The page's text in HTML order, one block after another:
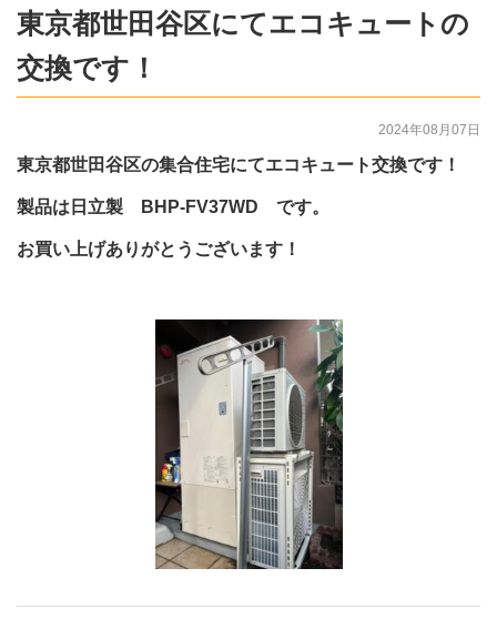
東京都世田谷区にてエコキュートの
交換です！
2024年08月07日
東京都世田谷区の集合住宅にてエコキュート交換です！
製品は日立製 BHP-FV37WD です。
お買い上げありがとうございます！